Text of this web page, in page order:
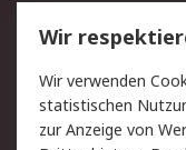
Service
Value Added
Rücksendung/
Hilfe
Wir
Wir verwenden
statistischen
zur Anzeige von